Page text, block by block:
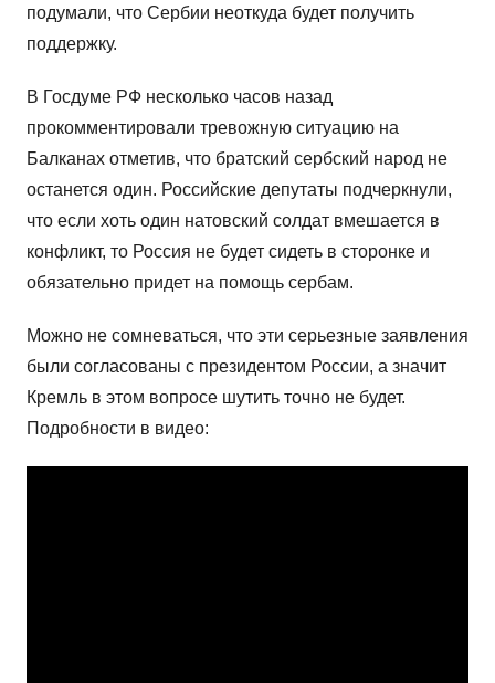
подумали, что Сербии неоткуда будет получить
поддержку.
В Госдуме РФ несколько часов назад
прокомментировали тревожную ситуацию на
Балканах отметив, что братский сербский народ не
останется один. Российские депутаты подчеркнули,
что если хоть один натовский солдат вмешается в
конфликт, то Россия не будет сидеть в сторонке и
обязательно придет на помощь сербам.
Можно не сомневаться, что эти серьезные заявления
были согласованы с президентом России, а значит
Кремль в этом вопросе шутить точно не будет.
Подробности в видео: